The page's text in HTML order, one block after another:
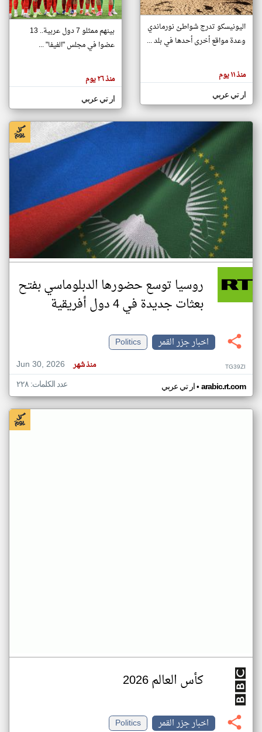
تغيير الدولة
اخبار جزر القمر على مدار الساعة
أهم اخبار جزر القمر العاجلة والمباشرة
هنا عن
وجهة
كاتبيها.
اليونيسكو تدرج شواطئ نورماندي
وعدة مواقع أخرى أحدها في بلد ...
منذ ١١ يوم
ار تي عربي
بينهم ممثلو 7 دول عربية.. 13
عضوا في مجلس "الفيفا" ...
منذ ٢٦ يوم
ار تي عربي
روسيا توسع حضورها الدبلوماسي بفتح
بعثات جديدة في 4 دول أفريقية
اخبار جزر القمر
Politics
Jun 30, 2026
منذ شهر TG39ZI
ار تي عربي• arabic.rt.com عدد الكلمات: ٢٢٨
كأس العالم 2026
اخبار جزر القمر
Politics
klyoum.com